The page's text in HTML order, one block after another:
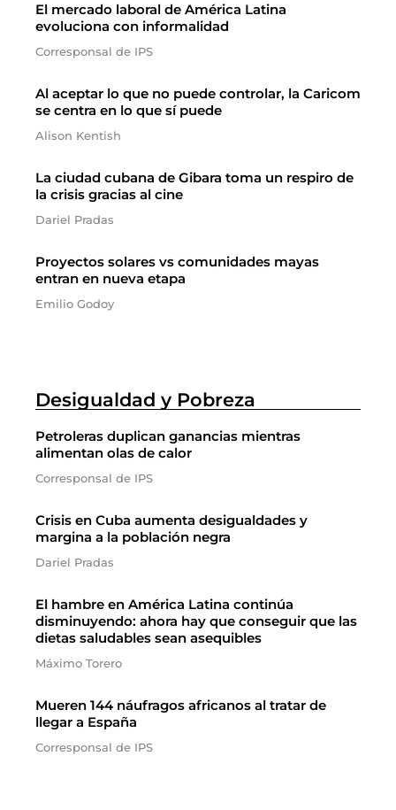
El mercado laboral de América Latina
evoluciona con informalidad
Corresponsal de IPS
Al aceptar lo que no puede controlar, la Caricom
se centra en lo que sí puede
Alison Kentish
La ciudad cubana de Gibara toma un respiro de
la crisis gracias al cine
Dariel Pradas
Proyectos solares vs comunidades mayas
entran en nueva etapa
Emilio Godoy
Desigualdad y Pobreza
Petroleras duplican ganancias mientras
alimentan olas de calor
Corresponsal de IPS
Crisis en Cuba aumenta desigualdades y
margina a la población negra
Dariel Pradas
El hambre en América Latina continúa
disminuyendo: ahora hay que conseguir que las
dietas saludables sean asequibles
Máximo Torero
Mueren 144 náufragos africanos al tratar de
llegar a España
Corresponsal de IPS